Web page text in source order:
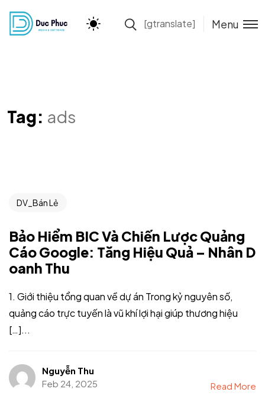
[gtranslate] Menu
Tag: ads
DV_Bán Lẻ
Bảo Hiểm BIC Và Chiến Lược Quảng
Cáo Google: Tăng Hiệu Quả – Nhân D
oanh Thu
1. Giới thiệu tổng quan về dự án Trong kỷ nguyên số,
quảng cáo trực tuyến là vũ khí lợi hại giúp thương hiệu
[…]...
Nguyễn Thu
Feb 24, 2025
Read More